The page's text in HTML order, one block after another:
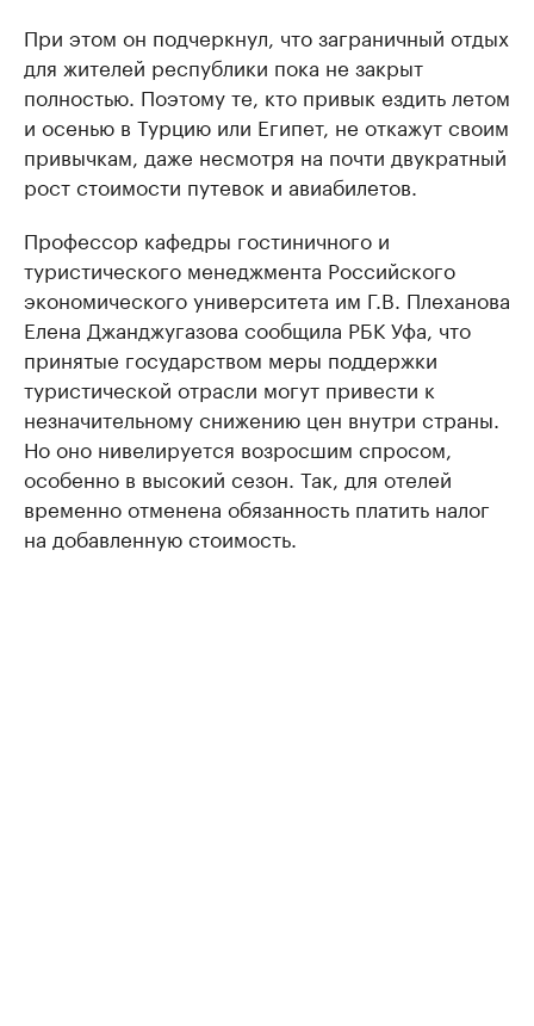
При этом он подчеркнул, что заграничный отдых
для жителей республики пока не закрыт
полностью. Поэтому те, кто привык ездить летом
и осенью в Турцию или Египет, не откажут своим
привычкам, даже несмотря на почти двукратный
рост стоимости путевок и авиабилетов.
Профессор кафедры гостиничного и
туристического менеджмента Российского
экономического университета им Г.В. Плеханова
Елена Джанджугазова сообщила РБК Уфа, что
принятые государством меры поддержки
туристической отрасли могут привести к
незначительному снижению цен внутри страны.
Но оно нивелируется возросшим спросом,
особенно в высокий сезон. Так, для отелей
временно отменена обязанность платить налог
на добавленную стоимость.